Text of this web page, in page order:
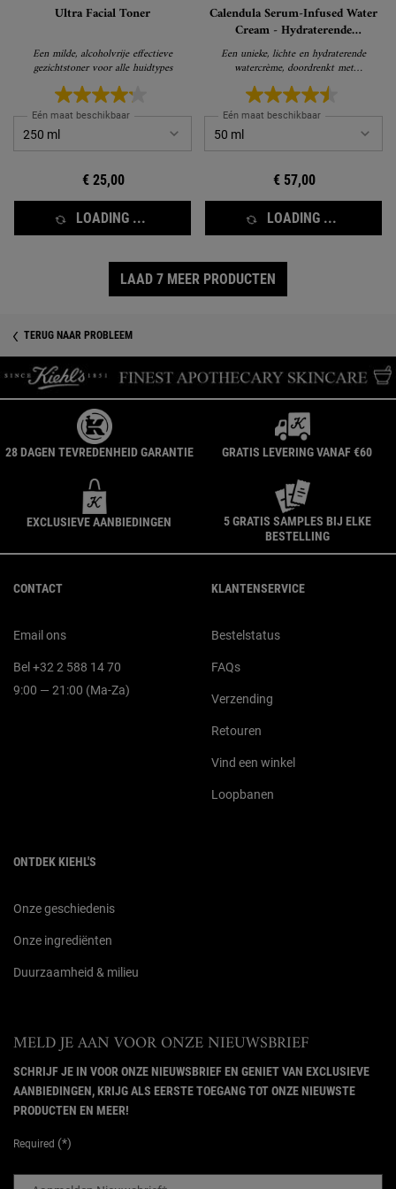
Ultra Facial Toner
Een milde, alcoholvrije effectieve
gezichtstoner voor alle huidtypes
Eén maat beschikbaar
€ 25,00
LOADING ...
Calendula Serum-Infused Water
Cream - Hydraterende
Gezichtscrème
Een unieke, lichte en hydraterende
watercrème, doordrenkt met
geconcentreerd Calendula Serum
Eén maat beschikbaar
€ 57,00
LOADING ...
LAAD 7 MEER PRODUCTEN
TERUG NAAR PROBLEEM
28 DAGEN TEVREDENHEID GARANTIE GRATIS LEVERING VANAF €60
EXCLUSIEVE AANBIEDINGEN
5 GRATIS SAMPLES BIJ ELKE
BESTELLING
CONTACT
Email ons
Bel +32 2 588 14 70
9:00 — 21:00 (Ma-Za)
KLANTENSERVICE
Bestelstatus
FAQs
Verzending
Retouren
Vind een winkel
Loopbanen
ONTDEK KIEHL'S
Onze geschiedenis
Onze ingrediënten
Duurzaamheid & milieu
MELD JE AAN VOOR ONZE NIEUWSBRIEF
SCHRIJF JE IN VOOR ONZE NIEUWSBRIEF EN GENIET VAN EXCLUSIEVE
AANBIEDINGEN, KRIJG ALS EERSTE TOEGANG TOT ONZE NIEUWSTE
PRODUCTEN EN MEER!
Required (*)